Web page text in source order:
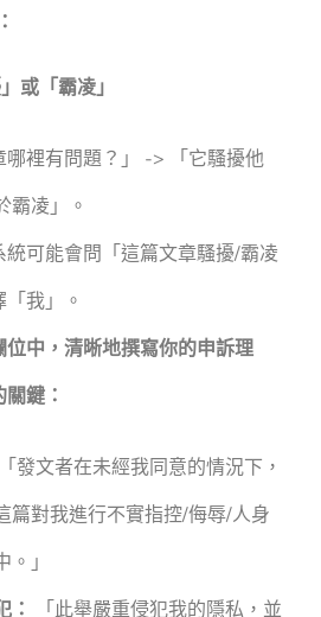
或「霸凌」
哪裡有問題？」 -> 「它騷擾他
霸凌」。
統可能會問「這篇文章騷擾/霸凌
我」。
中，清晰地撰寫你的申訴理
鍵：
「發文者在未經我同意的情況下，
篇對我進行不實指控/侮辱/人身
」
：
「此舉嚴重侵犯我的隱私，並